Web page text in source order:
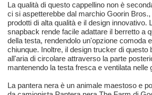
La qualità di questo cappellino non è
ci si aspetterebbe dal marchio Goorin
prodotti di alta qualità e il design innovativo.
snapback rende facile adattare il berretto a
della testa, rendendolo un'opzione comoda
chiunque. Inoltre, il design trucker di questo
all'aria di circolare attraverso la parte
mantenendo la testa fresca e ventilata nelle
La pantera nera è un animale maestoso e